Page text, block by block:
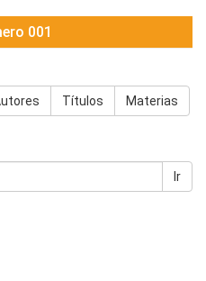
001
Títulos Materias
Ir